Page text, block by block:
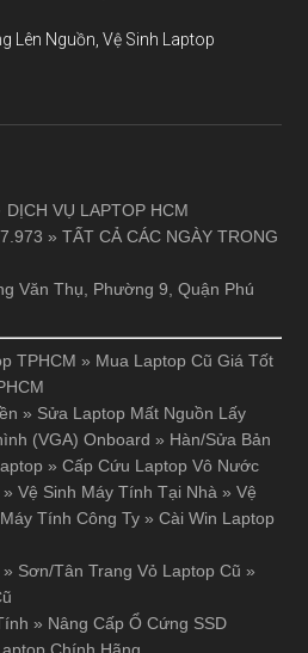
Lên Nguồn, Vệ Sinh Laptop
VỤ LAPTOP HCM
» TẤT CẢ CÁC NGÀY TRONG
Văn Thụ, Phường 9, Quận Phú
TPHCM » Mua Laptop Cũ Giá Tốt
» Sửa Laptop Mất Nguồn Lấy
(VGA) Onboard » Hàn/Sửa Bản
»Cấp Cứu Laptop Vô Nước
»Vệ Sinh Máy Tính Tại Nhà »Vệ
Tính Công Ty »Cài Win Laptop
» Sơn/Tân Trang Vỏ Laptop Cũ »
» Nâng Cấp Ổ Cứng SSD